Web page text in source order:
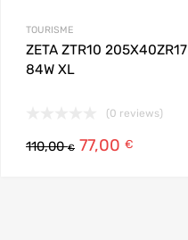
Ajouter au panier
TOURISME
ZETA ZTR10 205X40ZR17
84W XL
(0 reviews)
110,00€ 77,00 €